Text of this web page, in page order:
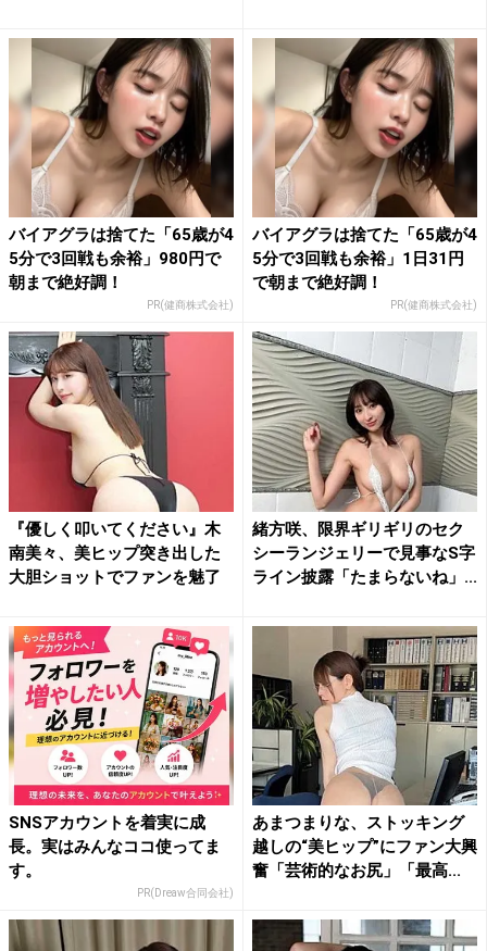
バイアグラは捨てた「65歳が4
5分で3回戦も余裕」980円で
朝まで絶好調！
PR(健商株式会社)
バイアグラは捨てた「65歳が4
5分で3回戦も余裕」1日31円
で朝まで絶好調！
PR(健商株式会社)
『優しく叩いてください』木
南美々、美ヒップ突き出した
大胆ショットでファンを魅了
緒方咲、限界ギリギリのセク
シーランジェリーで見事なS字
ライン披露「たまらないね」...
SNSアカウントを着実に成
長。実はみんなココ使ってま
す。
PR(Dreaw合同会社)
あまつまりな、ストッキング
越しの“美ヒップ”にファン大興
奮「芸術的なお尻」「最高...